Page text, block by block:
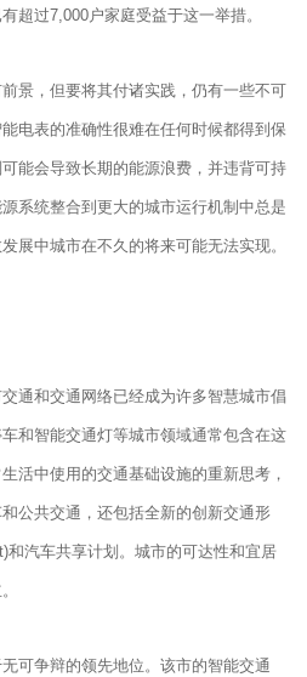
超过7,000户家庭受益于这一举措。
景，但要将其付诸实践，仍有一些不可
电表的准确性很难在任何时候都得到保
能会导致长期的能源浪费，并违背可持
系统整合到更大的城市运行机制中总是
展中城市在不久的将来可能无法实现。
通和交通网络已经成为许多智慧城市倡
和智能交通灯等城市领域通常包含在这
活中使用的交通基础设施的重新思考，
公共交通，还包括全新的创新交通形
和汽车共享计划。城市的可达性和宜居
可争辩的领先地位。该市的智能交通